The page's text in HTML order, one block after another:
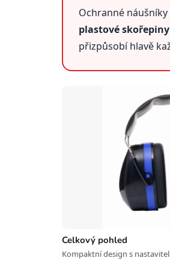
Ochranné
plastové skořepiny
přizpůsobí hlavě
Celkový pohled
Kompaktní design s